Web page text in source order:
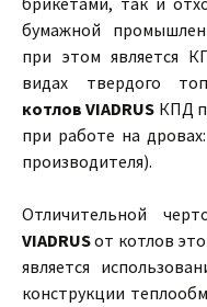
бумажной
при этом является
видах твердого
котлов VIADRUS КПД
при работе на
производителя).
Отличительной
VIADRUSот котлов
является
конструкции